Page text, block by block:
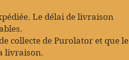
Le délai de livraison
collecte de Purolator et que le
livraison.